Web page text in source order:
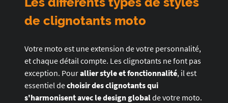
de clignotants moto
Votre moto est une extension de votre personnalité,
et chaque détail compte. Les clignotants ne font pas
exception. Pourallier style et fonctionnalité, il est
essentiel dechoisir des clignotants qui
s'harmonisent avec le design globalde votre moto.